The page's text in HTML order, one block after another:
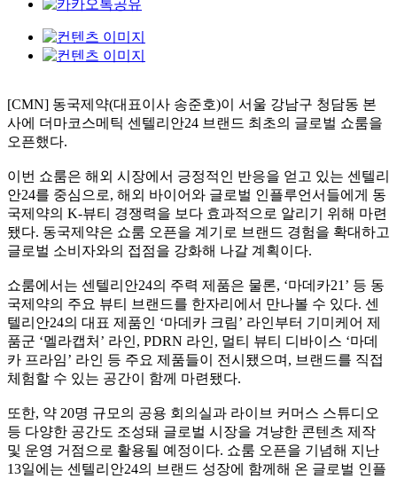
[CMN] 동국제약(대표이사 송준호)이 서울 강남구 청담동 본
사에 더마코스메틱 센텔리안24 브랜드 최초의 글로벌 쇼룸을
오픈했다.
이번 쇼룸은 해외 시장에서 긍정적인 반응을 얻고 있는 센텔리
안24를 중심으로, 해외 바이어와 글로벌 인플루언서들에게 동
국제약의 K-뷰티 경쟁력을 보다 효과적으로 알리기 위해 마련
됐다. 동국제약은 쇼룸 오픈을 계기로 브랜드 경험을 확대하고
글로벌 소비자와의 접점을 강화해 나갈 계획이다.
쇼룸에서는 센텔리안24의 주력 제품은 물론, ‘마데카21’ 등 동
국제약의 주요 뷰티 브랜드를 한자리에서 만나볼 수 있다. 센
텔리안24의 대표 제품인 ‘마데카 크림’ 라인부터 기미케어 제
품군 ‘멜라캡처’ 라인, PDRN 라인, 멀티 뷰티 디바이스 ‘마데
카 프라임’ 라인 등 주요 제품들이 전시됐으며, 브랜드를 직접
체험할 수 있는 공간이 함께 마련됐다.
또한, 약 20명 규모의 공용 회의실과 라이브 커머스 스튜디오
등 다양한 공간도 조성돼 글로벌 시장을 겨냥한 콘텐츠 제작
및 운영 거점으로 활용될 예정이다. 쇼룸 오픈을 기념해 지난
13일에는 센텔리안24의 브랜드 성장에 함께해 온 글로벌 인플